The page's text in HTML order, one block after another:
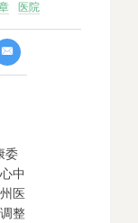
医院
委
中
医
整